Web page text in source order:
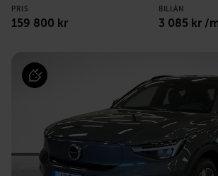
PRIS
159 800 kr
BILLÅN
3 085 kr /